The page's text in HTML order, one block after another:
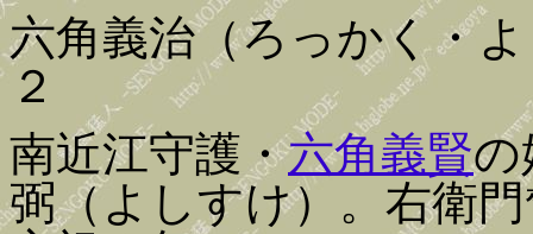
六角義治（ろっかく・
２
南近江守護・六角義賢の
弼（よしすけ）。右衛